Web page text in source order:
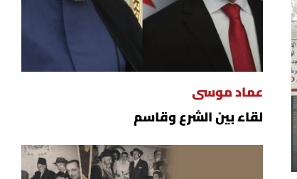
عماد موسى
لقاء بين الشرع وقاسم